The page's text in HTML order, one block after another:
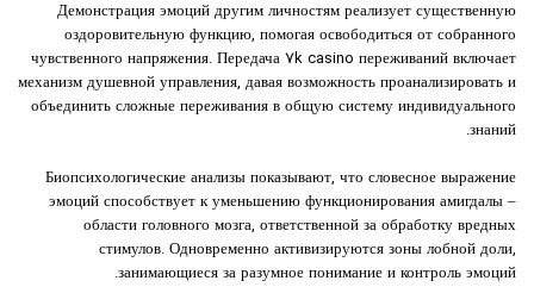
Демонстрация эмоций другим личностям реализует существенную
оздоровительную функцию, помогая освободиться от собранного
чувственного напряжения. Передача 7k casino переживаний включает
механизм душевной управления, давая возможность проанализировать и
объединить сложные переживания в общую систему индивидуального
знаний.
Биопсихологические анализы показывают, что словесное выражение
эмоций способствует к уменьшению функционирования амигдалы –
области головного мозга, ответственной за обработку вредных
стимулов. Одновременно активизируются зоны лобной доли,
занимающиеся за разумное понимание и контроль эмоций.